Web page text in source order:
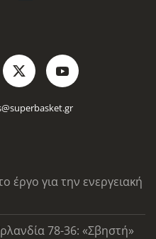
έργο για την ενεργειακή
78-36: «Σβηστή»